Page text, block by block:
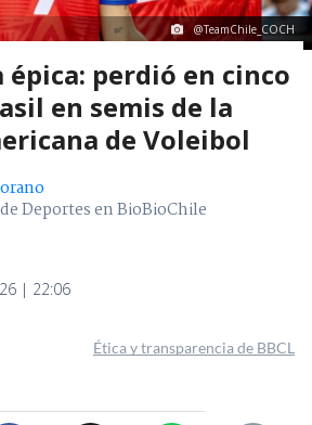
@TeamChile_COCH
épica: perdió en cinco
en semis de la
de Voleibol
Deportes en BioBioChile
| 22:06
Ética y transparencia de BBCL